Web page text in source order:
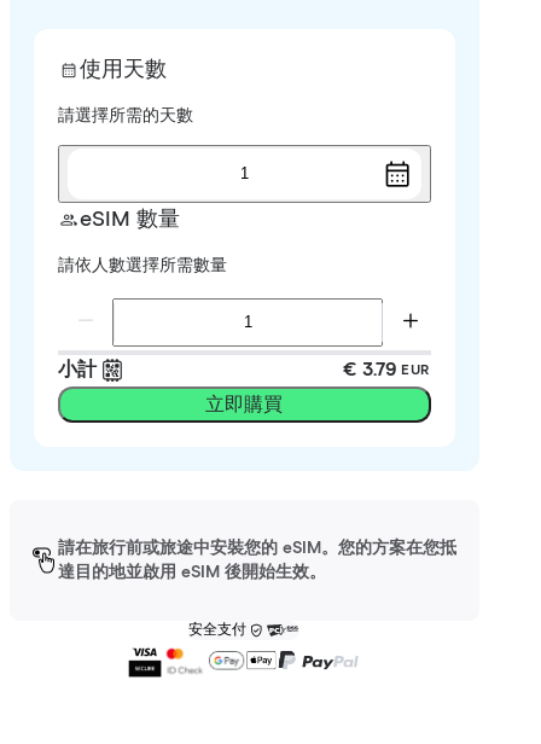
使用天數
請選擇所需的天數
1
eSIM 數量
請依人數選擇所需數量
小計 € 3.79 EUR
立即購買
請在旅行前或旅途中安裝您的 eSIM。您的方案在您抵
達目的地並啟用 eSIM 後開始生效。
安全支付